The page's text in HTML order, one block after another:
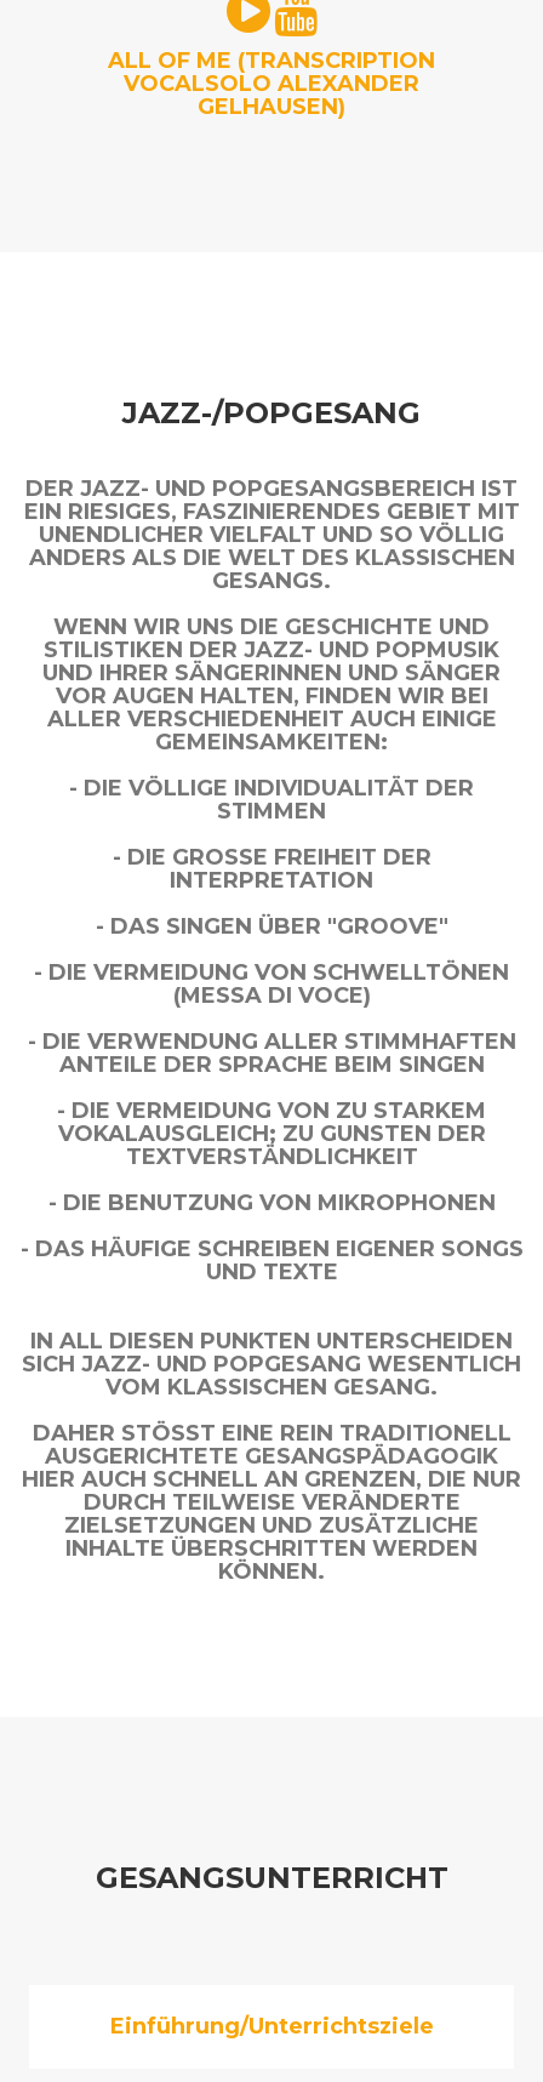
ALL OF ME (TRANSCRIPTION
VOCALSOLO ALEXANDER
GELHAUSEN)
JAZZ-/POPGESANG
DER JAZZ- UND POPGESANGSBEREICH IST
EIN RIESIGES, FASZINIERENDES GEBIET MIT
UNENDLICHER VIELFALT UND SO VÖLLIG
ANDERS ALS DIE WELT DES KLASSISCHEN
GESANGS.
WENN WIR UNS DIE GESCHICHTE UND
STILISTIKEN DER JAZZ- UND POPMUSIK
UND IHRER SÄNGERINNEN UND SÄNGER
VOR AUGEN HALTEN, FINDEN WIR BEI
ALLER VERSCHIEDENHEIT AUCH EINIGE
GEMEINSAMKEITEN:
- DIE VÖLLIGE INDIVIDUALITÄT DER
STIMMEN
- DIE GROSSE FREIHEIT DER I
NTERPRETATION
- DAS SINGEN ÜBER "GROOVE"
- DIE VERMEIDUNG VON SCHWELLTÖNEN
(MESSA DI VOCE)
- DIE VERWENDUNG ALLER STIMMHAFTEN
ANTEILE DER SPRACHE BEIM SINGEN
- DIE VERMEIDUNG VON ZU STARKEM
VOKALAUSGLEICH; ZU GUNSTEN DER
TEXTVERSTÄNDLICHKEIT
- DIE BENUTZUNG VON MIKROPHONEN
- DAS HÄUFIGE SCHREIBEN EIGENER SONGS
UND TEXTE
IN ALL DIESEN PUNKTEN UNTERSCHEIDEN
SICH JAZZ- UND POPGESANG WESENTLICH
VOM KLASSISCHEN GESANG.
DAHER STÖSST EINE REIN TRADITIONELL A
USGERICHTETE GESANGSPÄDAGOGIK H
IER AUCH SCHNELL AN GRENZEN, DIE NUR D
URCH TEILWEISE VERÄNDERTE Z
IELSETZUNGEN UND ZUSÄTZLICHE I
NHALTE ÜBERSCHRITTEN WERDEN K
ÖNNEN.
GESANGSUNTERRICHT
Einführung/Unterrichtsziele